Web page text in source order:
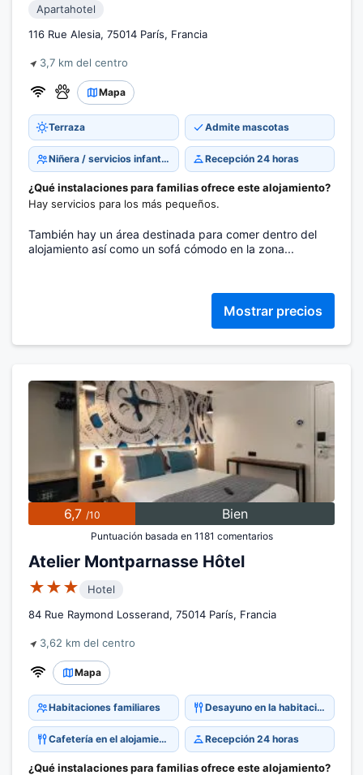
Apartahotel
116 Rue Alesia, 75014 París, Francia
3,7 km del centro
Mapa
Terraza Admite mascotas
Niñera / servicios infantiles Recepción 24 horas
¿Qué instalaciones para familias ofrece este alojamiento?
Hay servicios para los más pequeños.
También hay un área destinada para comer dentro del
alojamiento así como un sofá cómodo en la zona...
Mostrar precios
6,7 /10 Bien
Puntuación basada en 1181 comentarios
Atelier Montparnasse Hôtel
★★★
Hotel
84 Rue Raymond Losserand, 75014 París, Francia
3,62 km del centro
Mapa
Habitaciones familiares Desayuno en la habitación
Cafetería en el alojamiento Recepción 24 horas
¿Qué instalaciones para familias ofrece este alojamiento?